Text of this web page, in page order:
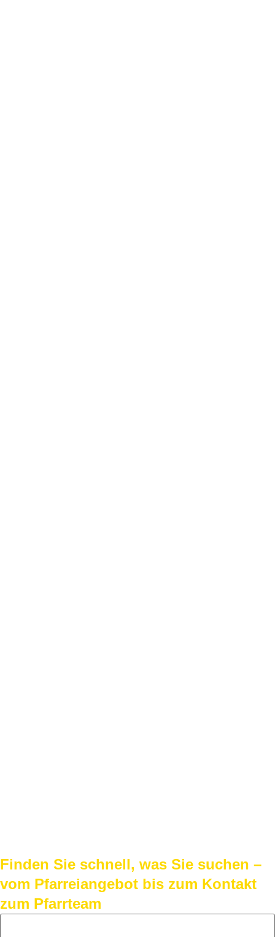
Finden Sie schnell, was Sie suchen –
vom Pfarreiangebot bis zum Kontakt
zum Pfarrteam